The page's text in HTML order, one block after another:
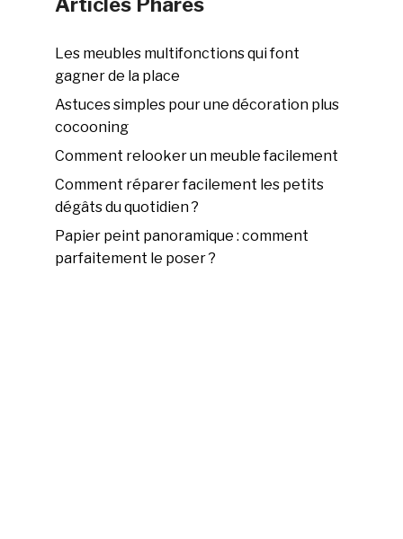
Les meubles multifonctions qui font
gagner de la place
Astuces simples pour une décoration plus
cocooning
Comment relooker un meuble facilement
Comment réparer facilement les petits
dégâts du quotidien ?
Papier peint panoramique : comment
parfaitement le poser ?